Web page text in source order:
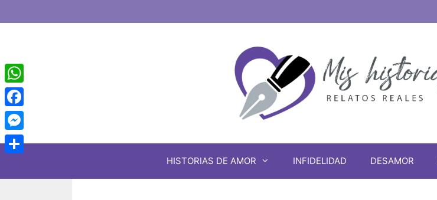
al
HISTORIAS DE AMOR INFIDELIDAD DESAMOR
WhatsApp
Facebook
Messenger